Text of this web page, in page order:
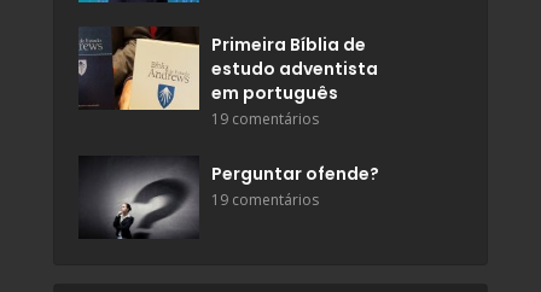
Primeira Bíblia de
estudo adventista
em português
19 comentários
Perguntar ofende?
19 comentários